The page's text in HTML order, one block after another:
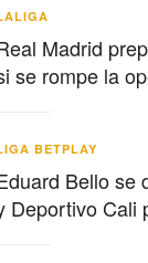
Madrid
se rompe la
BETPLAY
Bello se
Deportivo Cali